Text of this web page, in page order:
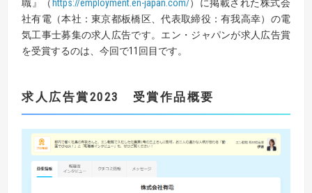
職』（https://employment.en-japan.com/）に掲載された株式会
社有電（本社：東京都板橋区、代表取締役：有我高幸）の電
気工事士募集の求人広告です。エン・ジャパンが求人広告賞
を受賞するのは、今回で11回目です。
求人広告賞2023 受賞作品概要